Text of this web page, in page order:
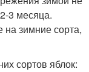
3 месяца.
зимние сорта,
сортов яблок: